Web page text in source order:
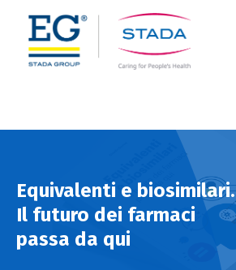
Equivalenti e biosimilari.
Il futuro dei farmaci
passa da qui